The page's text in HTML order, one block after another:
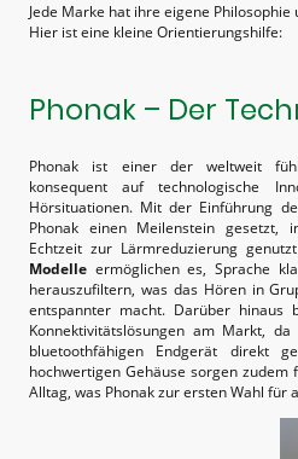
Jede Marke hat ihre eigene
Hier ist eine kleine Orientierungshilfe:
Phonak – Der
Phonak ist einer der weltweit
konsequent auf technologische
Hörsituationen. Mit der Einführung
Phonak einen Meilenstein gesetzt,
Echtzeit zur Lärmreduzierung
Modelle ermöglichen es, Sprache
herauszufiltern, was das Hören in
entspannter macht. Darüber hinaus
Konnektivitätslösungen am Markt,
bluetoothfähigen Endgerät direkt
hochwertigen Gehäuse sorgen
Alltag, was Phonak zur ersten Wahl für